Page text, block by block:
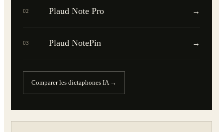
02 Plaud Note Pro →
03 Plaud NotePin →
Comparer les dictaphones IA →